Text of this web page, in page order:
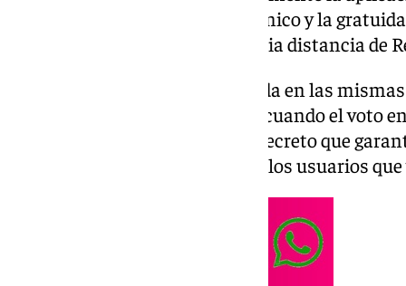
el 50% en el transporte autonómico y la
los servicios de cercanías y media distancia de
Con este paso, la situación queda en las
conflicto de la pasada semana, cuando el voto
y Junts tumbó por sorpresa el decreto que
llegada del verano, salvo a aquellos usuarios